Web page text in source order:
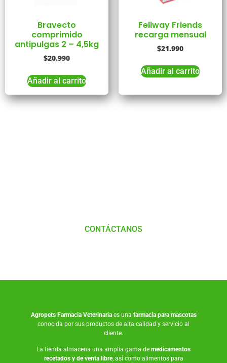
Bravecto
comprimido
antipulgas 2 – 4,5kg
$20.990
Añadir al carrito
Feliway Friends
recarga mensual
$21.990
Añadir al carrito
CONTÁCTANOS
Agropets Farmacia Veterinariaes una farmacia para mascotas
conocida por sus productos de alta calidad y servicio al
cliente.
La tienda almacena una amplia gama de medicamentos
recetados y de venta libre, así como alimentos para